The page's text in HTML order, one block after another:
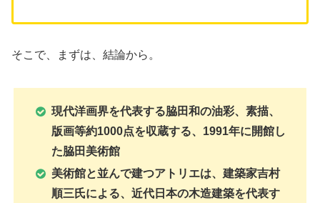
そこで、まずは、結論から。
現代洋画界を代表する脇田和の油彩、素描、
版画等約1000点を収蔵する、1991年に開館し
た脇田美術館
美術館と並んで建つアトリエは、建築家吉村
順三氏による、近代日本の木造建築を代表す